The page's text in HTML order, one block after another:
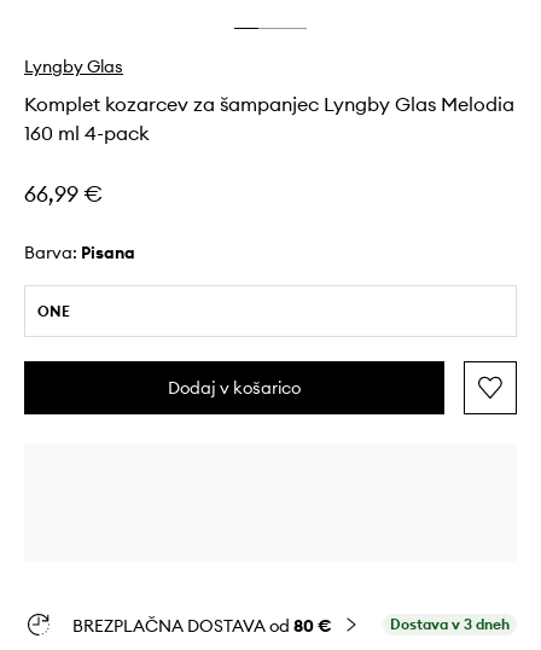
Lyngby Glas
Komplet kozarcev za šampanjec Lyngby Glas Melodia
160 ml 4-pack
66,99 €
Barva: pisana
ONE
Dodaj v košarico
BREZPLAČNA DOSTAVA od 80 € Dostava v 3 dneh